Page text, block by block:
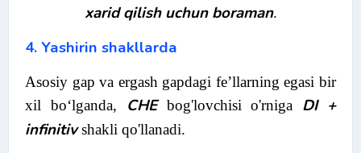
xarid qilish uchun boraman.
4. Yashirin shakllarda
Asosiy gap va ergash gapdagi fe’llarning egasi bir
xil bo‘lganda,
CHE bog'lovchisi o'rniga DI +
infinitiv shakli qo'llanadi.